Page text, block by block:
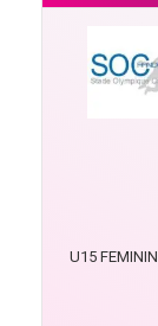
U15